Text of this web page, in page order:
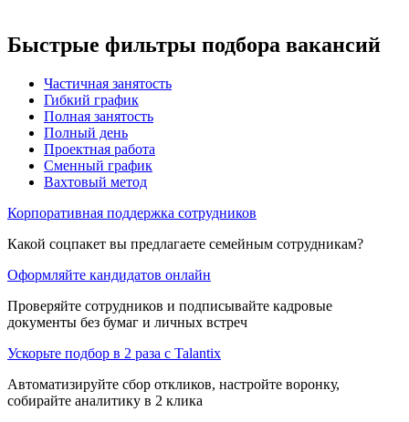
Быстрые фильтры подбора вакансий
Частичная занятость
Гибкий график
Полная занятость
Полный день
Проектная работа
Сменный график
Вахтовый метод
Корпоративная поддержка сотрудников
Какой соцпакет вы предлагаете семейным сотрудникам?
Оформляйте кандидатов онлайн
Проверяйте сотрудников и подписывайте кадровые
документы без бумаг и личных встреч
Ускорьте подбор в 2 раза с Talantix
Автоматизируйте сбор откликов, настройте воронку,
собирайте аналитику в 2 клика